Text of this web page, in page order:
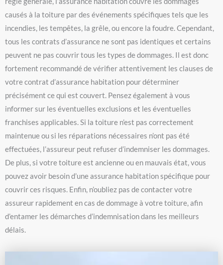
causés à la toiture par des événements spécifiques tels que les
incendies, les tempêtes, la grêle, ou encore la foudre. Cependant,
tous les contrats d’assurance ne sont pas identiques et certains
peuvent ne pas couvrir tous les types de dommages. Il est donc
fortement recommandé de vérifier attentivement les clauses de
votre contrat d’assurance habitation pour déterminer
précisément ce qui est couvert. Pensez également à vous
informer sur les éventuelles exclusions et les éventuelles
franchises applicables. Si la toiture n’est pas correctement
maintenue ou si les réparations nécessaires n’ont pas été
effectuées, l’assureur peut refuser d’indemniser les dommages.
De plus, si votre toiture est ancienne ou en mauvais état, vous
pouvez avoir besoin d’une assurance habitation spécifique pour
couvrir ces risques. Enfin, n’oubliez pas de contacter votre
assureur rapidement en cas de dommage à votre toiture, afin
d’entamer les démarches d’indemnisation dans les meilleurs
délais.